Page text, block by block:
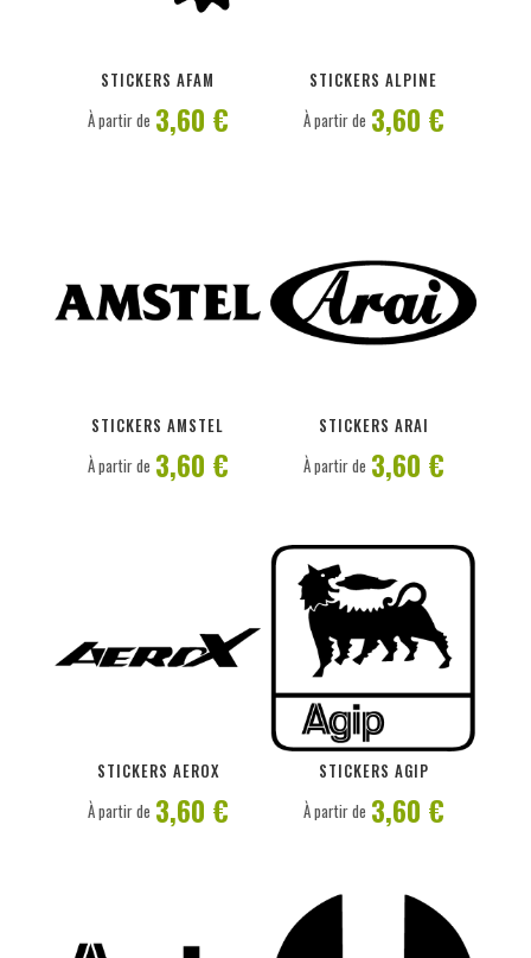
STICKERS AFAM
À partir de 3,60 €
STICKERS ALPINE
À partir de 3,60 €
STICKERS AMSTEL
À partir de 3,60 €
STICKERS ARAI
À partir de 3,60 €
STICKERS AEROX
À partir de 3,60 €
STICKERS AGIP
PERSONNALISER
À partir de 3,60 €